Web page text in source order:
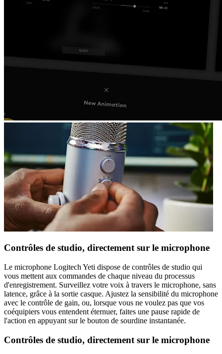
Contrôles de studio, directement sur le microphone
Le microphone Logitech Yeti dispose de contrôles de studio qui
vous mettent aux commandes de chaque niveau du processus
d'enregistrement. Surveillez votre voix à travers le microphone, sans
latence, grâce à la sortie casque. Ajustez la sensibilité du microphone
avec le contrôle de gain, ou, lorsque vous ne voulez pas que vos
coéquipiers vous entendent éternuer, faites une pause rapide de
l'action en appuyant sur le bouton de sourdine instantanée.
Contrôles de studio, directement sur le microphone